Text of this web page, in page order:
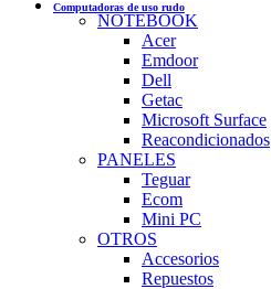
Computadoras de uso rudo
NOTEBOOK
Acer
Emdoor
Dell
Getac
Microsoft Surface
Reacondicionados
PANELES
Teguar
Ecom
Mini PC
OTROS
Accesorios
Repuestos